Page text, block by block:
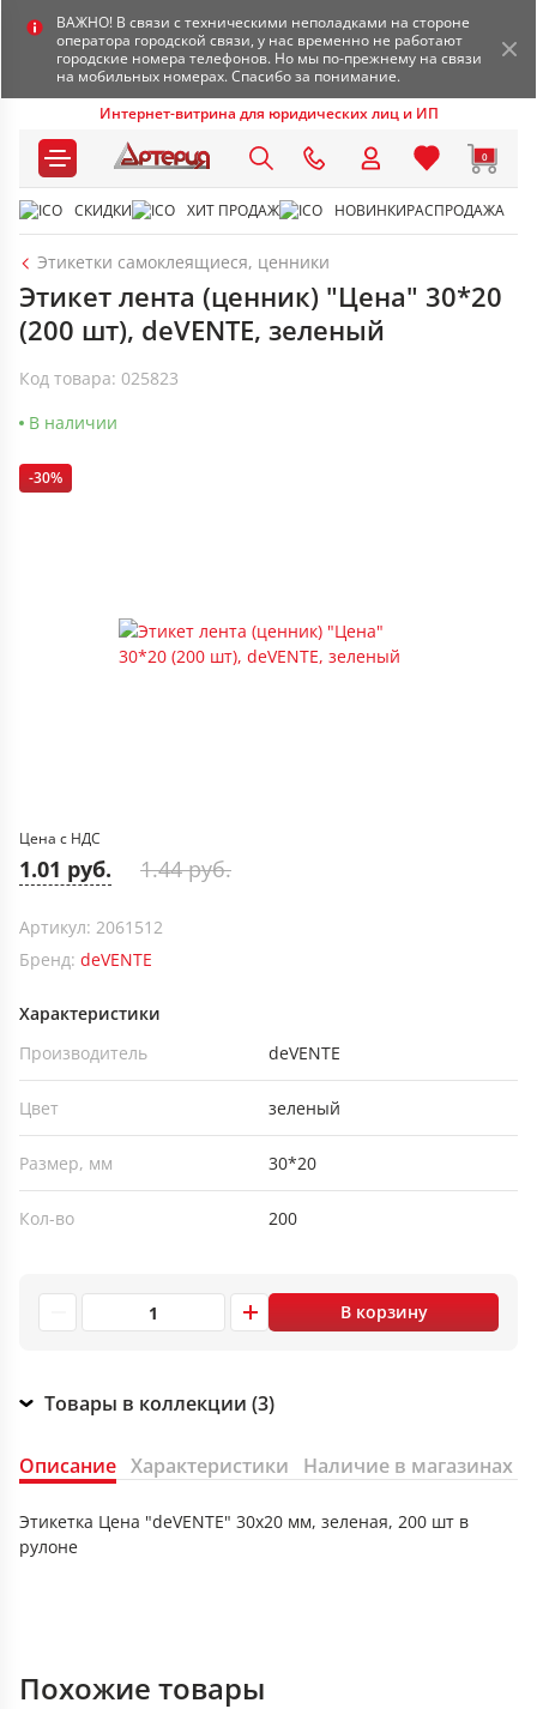
ВАЖНО! В связи с техническими неполадками на стороне
оператора городской связи, у нас временно не работают
городские номера телефонов. Но мы по-прежнему на связи
на мобильных номерах. Спасибо за понимание.
Интернет-витрина для юридических лиц и ИП
0
СКИДКИ ХИТ ПРОДАЖ НОВИНКИРАСПРОДАЖА
Этикетки самоклеящиеся, ценники
Этикет лента (ценник) "Цена" 30*20
(200 шт), deVENTE, зеленый
Код товара: 025823
В наличии
-30%
Цена с НДС
1.01 руб. 1.44 руб.
Артикул: 2061512
Бренд: deVENTE
Характеристики
Производитель
deVENTE
Цвет зеленый
Размер, мм 30*20
Кол-во 200
В корзину
Товары в коллекции (3)
Описание Характеристики Наличие в магазинах
Этикетка Цена "deVENTE" 30x20 мм, зеленая, 200 шт в
рулоне
Похожие товары